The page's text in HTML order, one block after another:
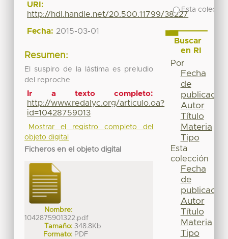
URI:
http://hdl.handle.net/20.500.11799/38227
Fecha: 2015-03-01
Resumen:
El suspiro de la lástima es preludio
del reproche
Ir a texto completo:
http://www.redalyc.org/articulo.oa?
id=10428759013
Mostrar el registro completo del
objeto digital
Ficheros en el objeto digital
Nombre:
1042875901322.pdf
Tamaño: 348.8Kb
Formato: PDF
Esta
Buscar
en RI
Por
Fecha
de
publicación
Autor
Título
Materia
Tipo
Esta
colección
Fecha
de
publicación
Autor
Título
Materia
Tipo